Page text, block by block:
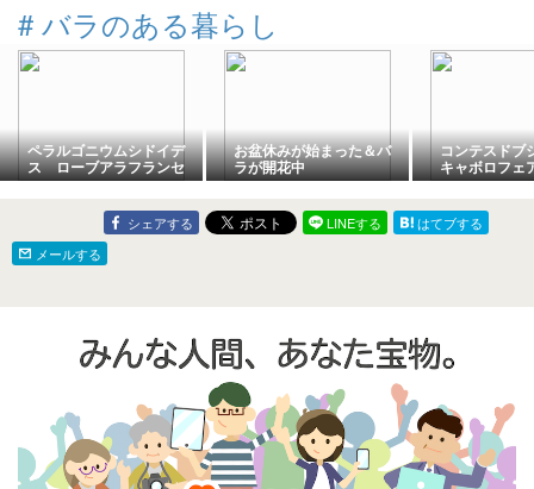
# バラのある暮らし
ペラルゴニウムシドイデ
ス ローブアラフランセ
ーズ プリンセスアレキ
サンドラオブケント
お盆休みが始まった＆バ
ラが開花中
コンテスド
キャボロフ
かざり
シェアする LINEする
はてブする
メールする